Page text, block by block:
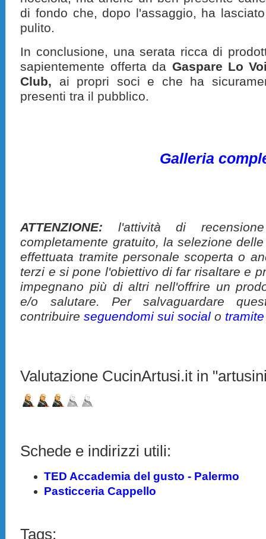
di fondo che, dopo l'assaggio, ha
pulito.
In conclusione, una serata ricca di
sapientemente offerta da Gaspare Lo
Club,
ai propri soci e che ha
presenti tra il pubblico.
Galleria
ATTENZIONE: l'attività di
completamente gratuito, la selezione
effettuata tramite personale scoperta o
terzi e si pone l'obiettivo di far risaltare e
impegnano più di altri nell'offrire un
e/o salutare. Per salvaguardare
contribuireseguendomi sui social o
Valutazione CucinArtusi.it in
Schede e indirizzi utili:
TED Accademia del gusto - Palermo
Pasticceria Cappello
Tags: